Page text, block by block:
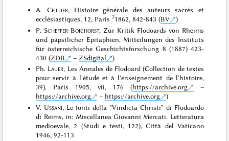
A. Ceillier, Histoire générale des auteurs sacrés et
ecclésiastiques, 12, Paris21862, 842-843 (BV
)
P. Scheffer-Boichorst, Zur Kritik Flodoards von Rheims
und päpstlicher Epitaphien, Mitteilungen des Instituts
für österreichische Geschichtsforschung 8 (1887) 423-
430 (ZDB – ZSdigital
)
Ph. Lauer, Les Annales de Flodoard (Collection de textes
pour servir à l'étude et à l'enseignement de l'histoire,
39), Paris 1905, vii, 176 (https://archive.org
–
https://archive.org
– https://archive.org
)
V. Ussani, Le fonti della "Vindicta Christi" di Flodoardo
di Reims, in: Miscellanea Giovanni Mercati. Letteratura
medioevale, 2 (Studi e testi, 122), Città del Vaticano
1946, 92-113